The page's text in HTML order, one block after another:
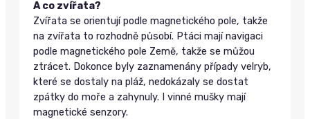
A co zvířata?
Zvířata se orientují podle magnetického pole, takže
na zvířata to rozhodně působí. Ptáci mají navigaci
podle magnetického pole Země, takže se můžou
ztrácet. Dokonce byly zaznamenány případy velryb,
které se dostaly na pláž, nedokázaly se dostat
zpátky do moře a zahynuly. I vinné mušky mají
magnetické senzory.